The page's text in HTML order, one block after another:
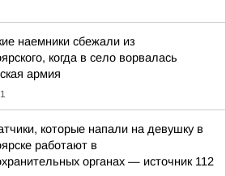
наемники сбежали из
когда в село ворвалась
армия
которые напали на девушку в
работают в
органах — источник 112